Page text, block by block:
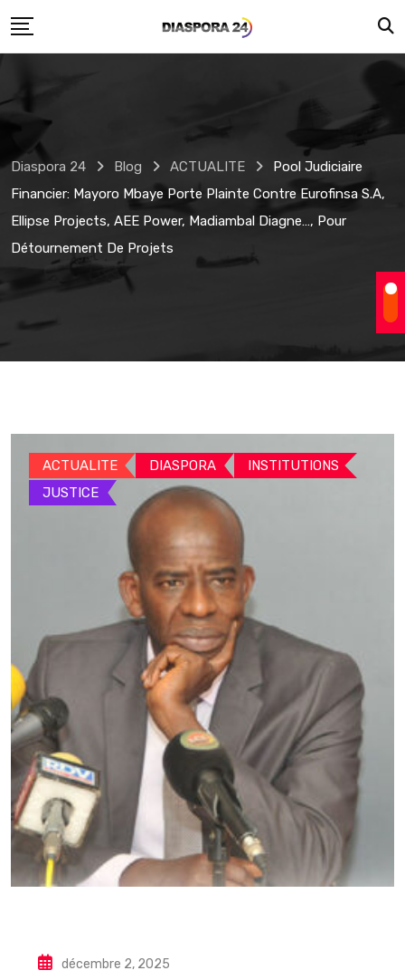
to
Diaspora 24 Blog ACTUALITE
Pool Judiciaire
Financier: Mayoro Mbaye Porte Plainte Contre Eurofinsa S.A,
Ellipse Projects, AEE Power, Madiambal Diagne…, Pour
Détournement De Projets
ACTUALITE DIASPORA
INSTITUTIONS
JUSTICE
décembre 2, 2025